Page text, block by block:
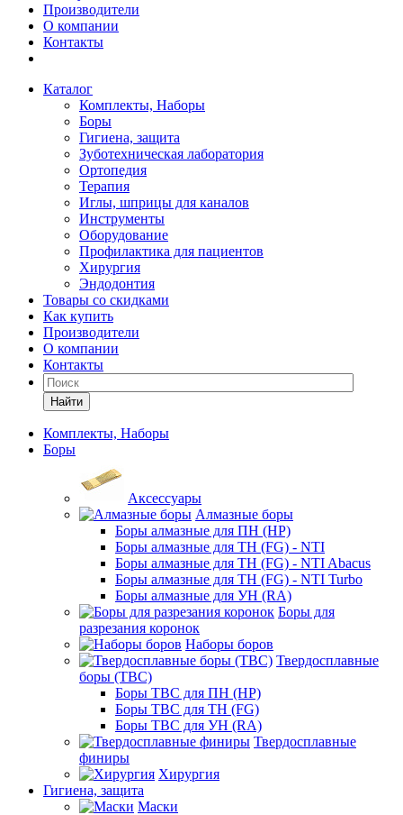
Производители
О компании
Контакты
Каталог
Комплекты, Наборы
Боры
Гигиена, защита
Зуботехническая лаборатория
Ортопедия
Терапия
Иглы, шприцы для каналов
Инструменты
Оборудование
Профилактика для пациентов
Хирургия
Эндодонтия
Товары со скидками
Как купить
Производители
О компании
Контакты
Найти
Комплекты, Наборы
Боры
Аксессуары
Алмазные боры
Боры алмазные для ПН (HP)
Боры алмазные для ТН (FG) - NTI
Боры алмазные для ТН (FG) - NTI Abacus
Боры алмазные для ТН (FG) - NTI Turbo
Боры алмазные для УН (RA)
Боры для
разрезания коронок
Наборы боров
Твердосплавные
боры (ТВС)
Боры ТВС для ПН (HP)
Боры ТВС для ТН (FG)
Боры ТВС для УН (RA)
Твердосплавные
финиры
Хирургия
Гигиена, защита
Маски